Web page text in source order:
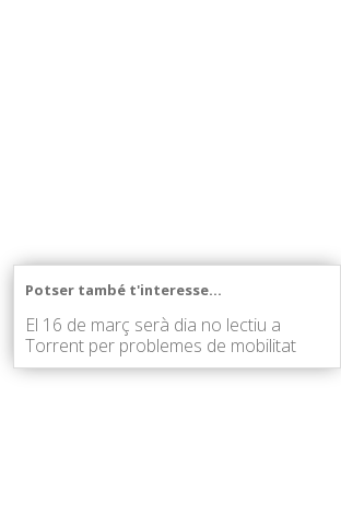
Potser també t'interesse...
El 16 de març serà dia no lectiu a
Torrent per problemes de mobilitat